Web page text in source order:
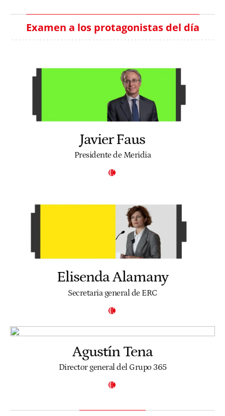
Examen a los protagonistas del día
Javier Faus
Presidente de Meridia
Elisenda Alamany
Secretaria general de ERC
Agustín Tena
Director general del Grupo 365